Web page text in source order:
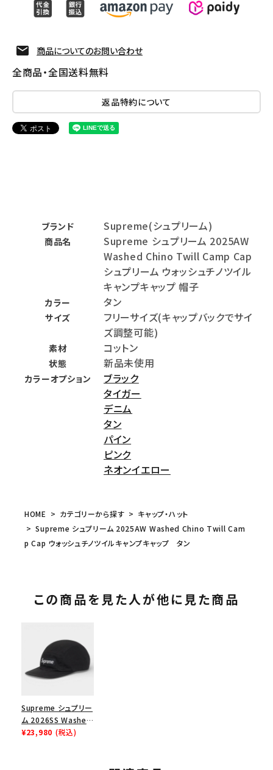
商品についてのお問い合わせ
全商品・全国送料無料
返品特約について
ブランド Supreme(シュプリーム)
商品名
Supreme シュプリーム 2025AW
Washed Chino Twill Camp Cap
シュプリーム ウォッシュチノツイル
キャンプキャップ 帽子
カラー タン
サイズ
フリーサイズ(キャップバックでサイ
ズ調整可能)
素材 コットン
状態 新品未使用
カラーオプション
ブラック
タイガー
デニム
タン
パイン
ピンク
ネオンイエロー
HOME カテゴリーから探す
キャップ・ハット
Supreme シュプリーム 2025AW Washed Chino Twill Cam
p Cap ウォッシュチノツイルキャンプキャップ タン
この商品を見た人が他に見た商品
Supreme シュプリー
ム 2026SS Washed
Chino Twill Camp
¥23,980 (税込)